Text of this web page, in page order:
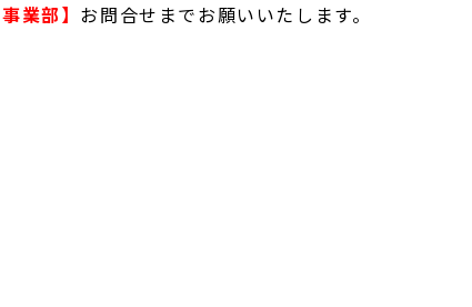
業部】 お問合せまでお願いいたします。